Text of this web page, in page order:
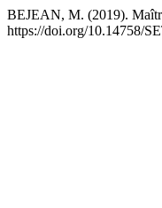
BEJEAN, M. (2019).
https://doi.org/10.14758/